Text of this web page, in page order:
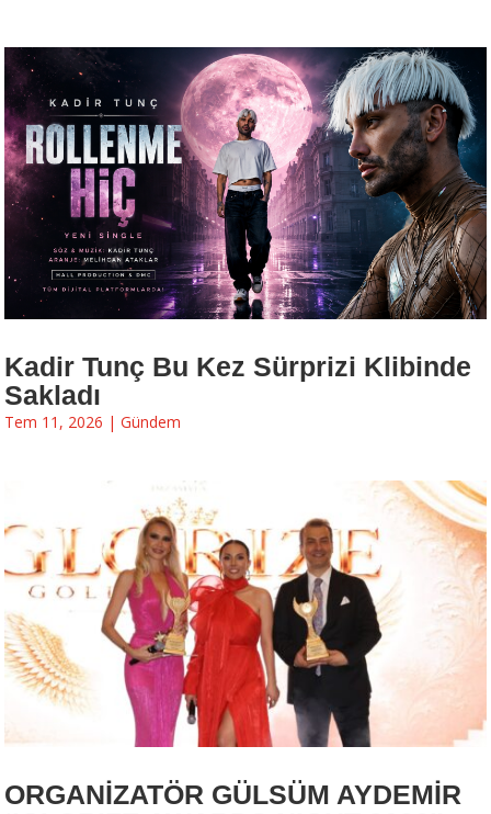
Kadir Tunç Bu Kez Sürprizi Klibinde
Sakladı
Tem 11, 2026 | Gündem
ORGANİZATÖR GÜLSÜM AYDEMİR